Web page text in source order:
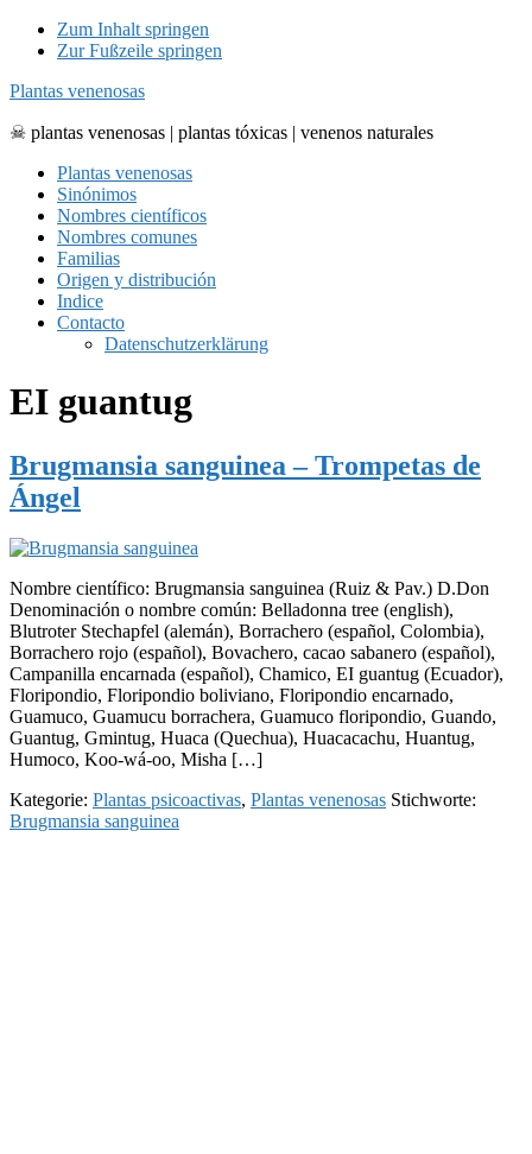
Zum Inhalt springen
Zur Fußzeile springen
Plantas venenosas
☠ plantas venenosas | plantas tóxicas | venenos naturales
Plantas venenosas
Sinónimos
Nombres científicos
Nombres comunes
Familias
Origen y distribución
Indice
Contacto
Datenschutzerklärung
EI guantug
Brugmansia sanguinea – Trompetas de
Ángel
Nombre científico: Brugmansia sanguinea (Ruiz & Pav.) D.Don
Denominación o nombre común: Belladonna tree (english),
Blutroter Stechapfel (alemán), Borrachero (español, Colombia),
Borrachero rojo (español), Bovachero, cacao sabanero (español),
Campanilla encarnada (español), Chamico, EI guantug (Ecuador),
Floripondio, Floripondio boliviano, Floripondio encarnado,
Guamuco, Guamucu borrachera, Guamuco floripondio, Guando,
Guantug, Gmintug, Huaca (Quechua), Huacacachu, Huantug,
Humoco, Koo-wá-oo, Misha […]
Kategorie: Plantas psicoactivas, Plantas venenosas Stichworte:
Brugmansia sanguinea